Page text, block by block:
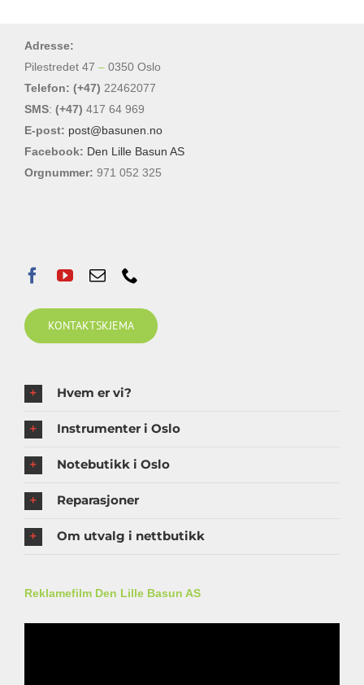
Adresse:
Pilestredet 47 – 0350 Oslo
Telefon: (+47) 22462077
SMS: (+47) 417 64 969
E-post: post@basunen.no
Facebook: Den Lille Basun AS
Orgnummer: 971 052 325
KONTAKTSKJEMA
Hvem er vi?
Instrumenter i Oslo
Notebutikk i Oslo
Reparasjoner
Om utvalg i nettbutikk
Reklamefilm Den Lille Basun AS